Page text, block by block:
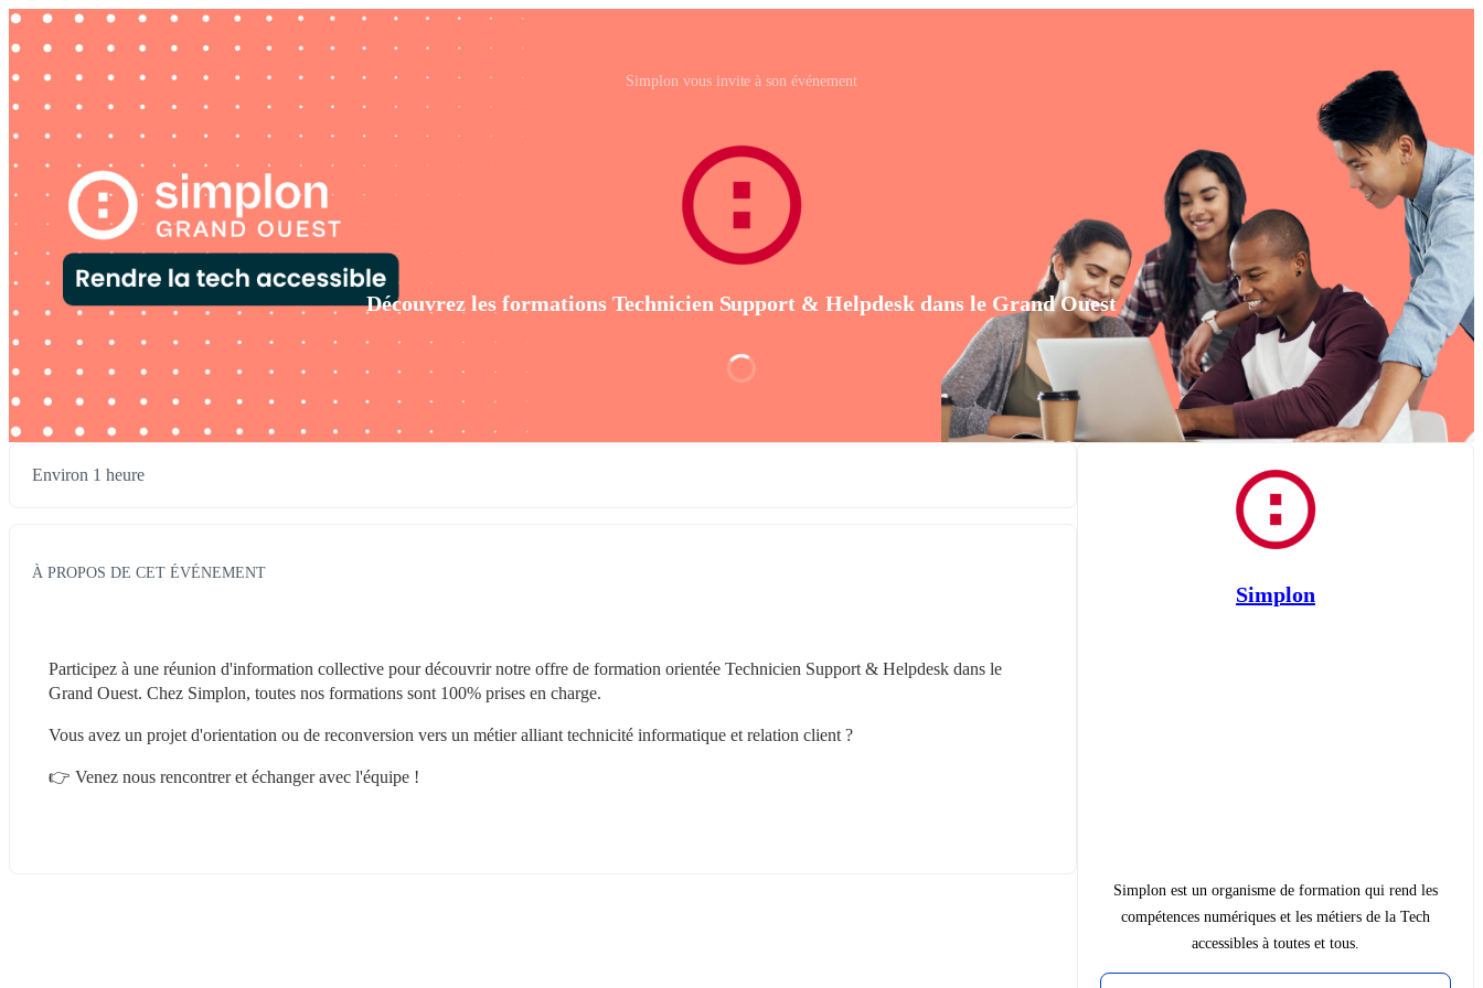
Simplon vous invite à son événement
Découvrez les formations Technicien Support & Helpdesk dans le Grand Ouest
Environ 1 heure
À PROPOS DE CET ÉVÉNEMENT
Participez à une réunion d'information collective pour découvrir notre offre de formation orientée Technicien Support & Helpdesk dans le
Grand Ouest. Chez Simplon, toutes nos formations sont 100% prises en charge.
Vous avez un projet d'orientation ou de reconversion vers un métier alliant technicité informatique et relation client ?
👉 Venez nous rencontrer et échanger avec l'équipe !
Simplon
Simplon est un organisme de formation qui rend les
compétences numériques et les métiers de la Tech
accessibles à toutes et tous.